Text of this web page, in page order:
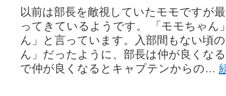
以前は部長を敵視していたモモですが
ってきているようです。 「モモちゃん
ん」と言っています。入部間もない頃
ん」だったように、部長は仲が良くな
で仲が良くなるとキャプテンからの…